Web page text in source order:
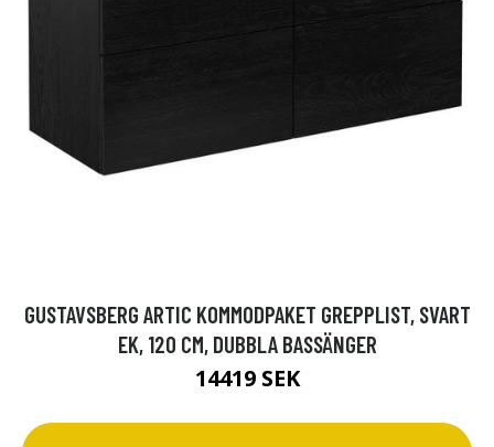
GUSTAVSBERG ARTIC KOMMODPAKET GREPPLIST, SVART
EK, 120 CM, DUBBLA BASSÄNGER
14419 SEK